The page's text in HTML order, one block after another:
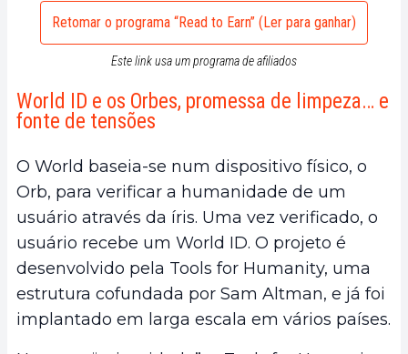
Retomar o programa “Read to Earn” (Ler para ganhar)
Este link usa um programa de afiliados
World ID e os Orbes, promessa de limpeza… e
fonte de tensões
O World baseia-se num dispositivo físico, o
Orb, para verificar a humanidade de um
usuário através da íris. Uma vez verificado, o
usuário recebe um World ID. O projeto é
desenvolvido pela Tools for Humanity, uma
estrutura cofundada por Sam Altman, e já foi
implantado em larga escala em vários países.